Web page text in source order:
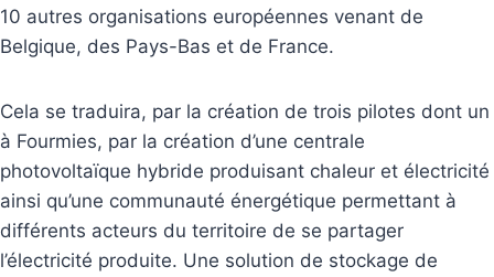
10 autres organisations européennes venant de
Belgique, des Pays-Bas et de France.
Cela se traduira, par la création de trois pilotes dont un
à Fourmies, par la création d’une centrale
photovoltaïque hybride produisant chaleur et électricité
ainsi qu’une communauté énergétique permettant à
différents acteurs du territoire de se partager
l’électricité produite. Une solution de stockage de